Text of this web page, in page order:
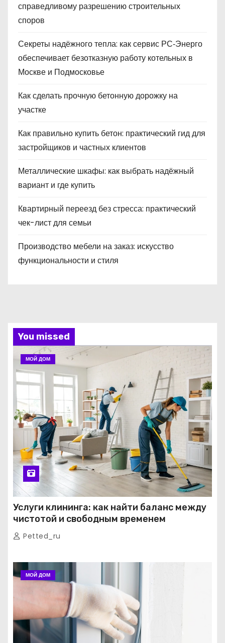
справедливому разрешению строительных
споров
Секреты надёжного тепла: как сервис РС‑Энерго
обеспечивает безотказную работу котельных в
Москве и Подмосковье
Как сделать прочную бетонную дорожку на
участке
Как правильно купить бетон: практический гид для
застройщиков и частных клиентов
Металлические шкафы: как выбрать надёжный
вариант и где купить
Квартирный переезд без стресса: практический
чек-лист для семьи
Производство мебели на заказ: искусство
функциональности и стиля
You missed
МОЙ ДОМ
Услуги клининга: как найти баланс между
чистотой и свободным временем
Petted_ru
МОЙ ДОМ